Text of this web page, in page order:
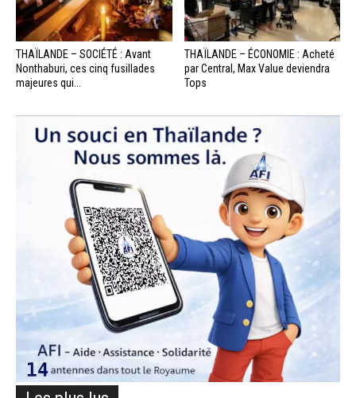
THAÏLANDE – SOCIÉTÉ : Avant
Nonthaburi, ces cinq fusillades
majeures qui...
THAÏLANDE – ÉCONOMIE : Acheté
par Central, Max Value deviendra
Tops